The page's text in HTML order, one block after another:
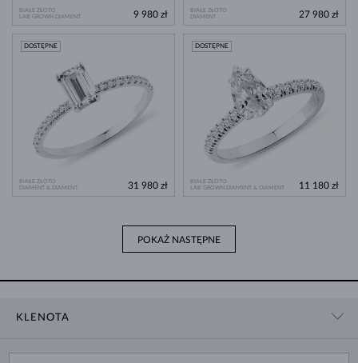
BIAŁE ZŁOTO
LAB GROWN DIAMENT
9 980 zł
BIAŁE ZŁOTO
DIAMENT
27 980 zł
BIAŁE ZŁOTO
DIAMENT & DIAMENT
DOSTĘPNE
31 980 zł
BIAŁE ZŁOTO
LAB GROWN DIAMENT & DIAMENT
DOSTĘPNE
11 180 zł
POKAŻ NASTĘPNE
KLENOTA